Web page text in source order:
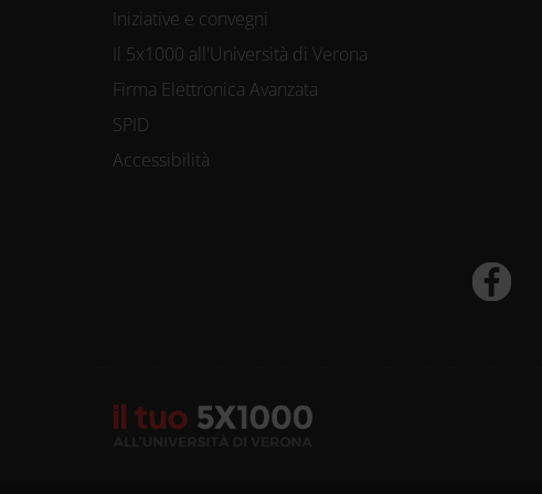
Iniziative e convegni
Il 5x1000 all'Università di Verona
Firma Elettronica Avanzata
SPID
Accessibilità